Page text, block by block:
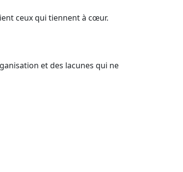
ceux qui tiennent à cœur.
et des lacunes qui ne